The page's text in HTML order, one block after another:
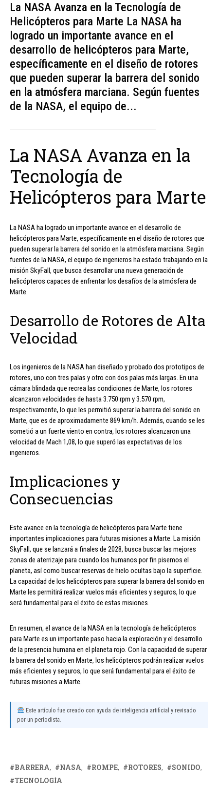
La NASA Avanza en la Tecnología de
Helicópteros para Marte La NASA ha
logrado un importante avance en el
desarrollo de helicópteros para Marte,
específicamente en el diseño de rotores
que pueden superar la barrera del sonido
en la atmósfera marciana. Según fuentes
de la NASA, el equipo de...
La NASA Avanza en la
Tecnología de
Helicópteros para Marte
La NASA ha logrado un importante avance en el desarrollo de
helicópteros para Marte, específicamente en el diseño de rotores que
pueden superar la barrera del sonido en la atmósfera marciana. Según
fuentes de la NASA, el equipo de ingenieros ha estado trabajando en la
misión SkyFall, que busca desarrollar una nueva generación de
helicópteros capaces de enfrentar los desafíos de la atmósfera de
Marte.
Desarrollo de Rotores de Alta
Velocidad
Los ingenieros de la NASA han diseñado y probado dos prototipos de
rotores, uno con tres palas y otro con dos palas más largas. En una
cámara blindada que recrea las condiciones de Marte, los rotores
alcanzaron velocidades de hasta 3.750 rpm y 3.570 rpm,
respectivamente, lo que les permitió superar la barrera del sonido en
Marte, que es de aproximadamente 869 km/h. Además, cuando se les
sometió a un fuerte viento en contra, los rotores alcanzaron una
velocidad de Mach 1,08, lo que superó las expectativas de los
ingenieros.
Implicaciones y
Consecuencias
Este avance en la tecnología de helicópteros para Marte tiene
importantes implicaciones para futuras misiones a Marte. La misión
SkyFall, que se lanzará a finales de 2028, busca buscar las mejores
zonas de aterrizaje para cuando los humanos por fin pisemos el
planeta, así como buscar reservas de hielo ocultas bajo la superficie.
La capacidad de los helicópteros para superar la barrera del sonido en
Marte les permitirá realizar vuelos más eficientes y seguros, lo que
será fundamental para el éxito de estas misiones.
En resumen, el avance de la NASA en la tecnología de helicópteros
para Marte es un importante paso hacia la exploración y el desarrollo
de la presencia humana en el planeta rojo. Con la capacidad de superar
la barrera del sonido en Marte, los helicópteros podrán realizar vuelos
más eficientes y seguros, lo que será fundamental para el éxito de
futuras misiones a Marte.
Este artículo fue creado con ayuda de inteligencia artificial y revisado
por un periodista.
BARRERA NASA ROMPE ROTORES
SONIDO
TECNOLOGÍA